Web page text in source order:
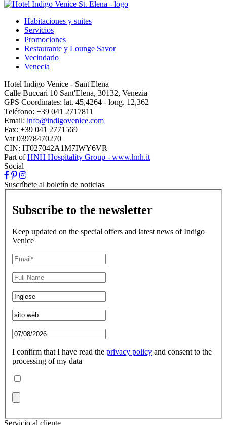
Habitaciones y suites
Servicios
Promociones
Restaurante y Lounge Savor
Vecindario
Venecia
Hotel Indigo Venice - Sant'Elena
Calle Buccari 10 Sant'Elena, 30132, Venezia
GPS Coordinates: lat. 45,4264 - long. 12,362
Teléfono: +39 041 2717811
Email: info@indigovenice.com
Fax: +39 041 2771569
Vat 03978470270
CIN: IT027042A1M7IWY6VR
Part of HNH Hospitality Group - www.hnh.it
Social
Suscríbete al boletín de noticias
Subscribe to the newsletter
Keep updated on the special offers and latest news of Indigo
Venice
I confirm that I have read the privacy policy and consent to the
processing of my data
Servicio al cliente